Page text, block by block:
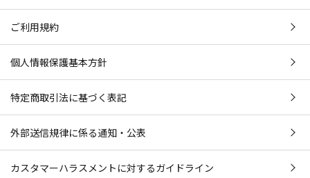
ご利用規約
個人情報保護基本方針
特定商取引法に基づく表記
外部送信規律に係る通知・公表
カスタマーハラスメントに対するガイドライン